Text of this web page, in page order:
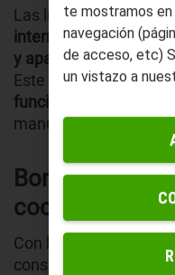
Las luces
intermitente, un
y apagarla bombilla
Este mecanismo
función de advertencia
manualmente su
Bombillas
coche
Con la llegada de las
consumo de los
te mostramos
navegación
de acceso, etc)
un vistazo a